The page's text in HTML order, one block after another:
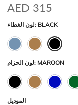
AED 315
لون الغطاء: BLACK
لون الحزام: MAROON
الموديل